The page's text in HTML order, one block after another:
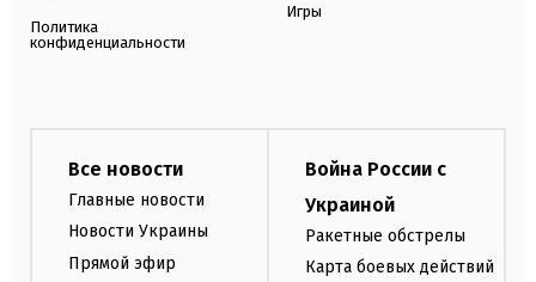
Политика
конфиденциальности
Игры
Все новости
Главные новости
Новости Украины
Прямой эфир
Война России с
Украиной
Ракетные обстрелы
Карта боевых действий